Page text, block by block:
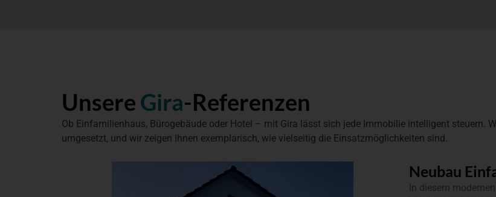
UnsereGira-Referenzen­
Ob Einfamilienhaus, Bürogebäude oder Hotel – mit Gira lässt sich jede Immobilie intelligent steuern.
umgesetzt, und wir zeigen Ihnen exemplarisch, wie vielseitig die Einsatzmöglichkeiten sind.
Neubau
In diesem